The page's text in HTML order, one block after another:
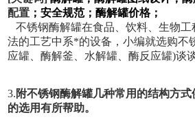
配置 ；安全规范；酶解罐价格；
不锈钢酶解罐在食品、饮料、生物工
法的工艺中系*的设备，小编就选购不
应罐、酶解釜、水解罐、酶反应罐)谈
3.附不锈钢酶解罐几种常用的结构方
的选用有所帮助。